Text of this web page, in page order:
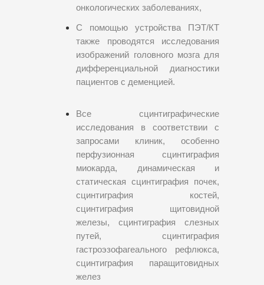
онкологических заболеваниях,
С помощью устройства ПЭТ/КТ
также проводятся исследования
изображений головного мозга для
дифференциальной диагностики
пациентов с деменцией.
Все сцинтиграфические
исследования в соответствии с
запросами клиник, особенно
перфузионная сцинтиграфия
миокарда, динамическая и
статическая сцинтиграфия почек,
сцинтиграфия костей,
сцинтиграфия щитовидной
железы, сцинтиграфия слезных
путей, сцинтиграфия
гастроэзофагеального рефлюкса,
сцинтиграфия паращитовидных
желез